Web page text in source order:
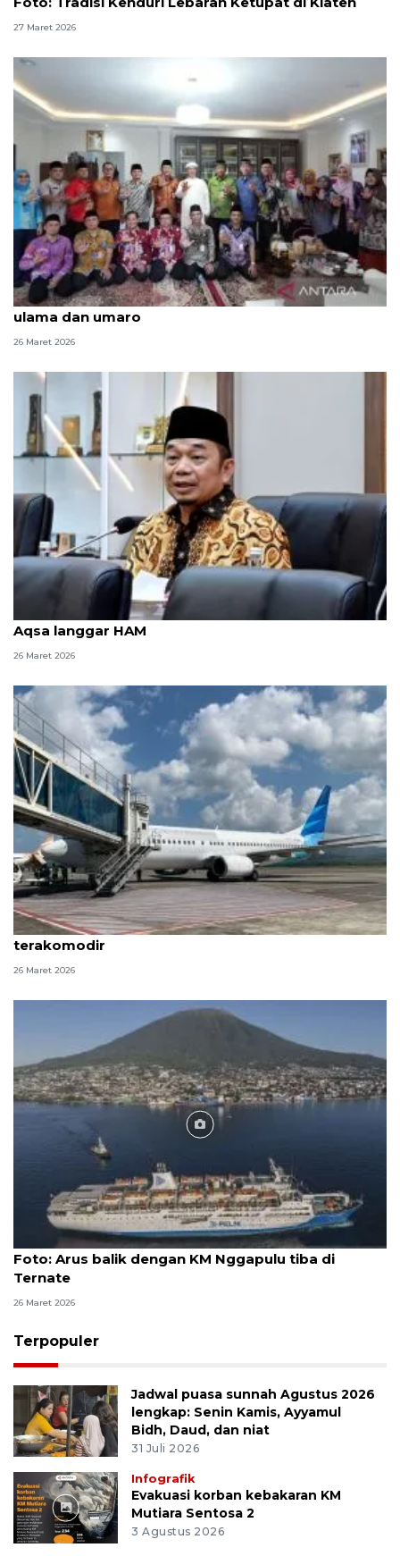
27 Maret 2026
Safari Syawal, Pemkot Jaktim perkuat sinergi
ulama dan umaro
26 Maret 2026
Anggota DPR: Tindakan Israel larang shalat di Al
Aqsa langgar HAM
26 Maret 2026
Garuda pastikan penumpang arus balik di Aceh
terakomodir
26 Maret 2026
Foto: Arus balik dengan KM Nggapulu tiba di
Ternate
26 Maret 2026
Terpopuler
Jadwal puasa sunnah Agustus 2026
lengkap: Senin Kamis, Ayyamul
Bidh, Daud, dan niat
31 Juli 2026
Infografik
Evakuasi korban kebakaran KM
Mutiara Sentosa 2
3 Agustus 2026